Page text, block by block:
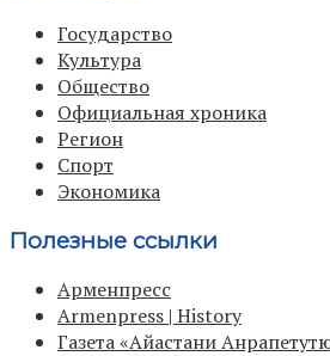
Государство
Культура
Общество
Официальная хроника
Регион
Спорт
Экономика
Полезные ссылки
Арменпресс
Armenpress | History
Газета «Айастани